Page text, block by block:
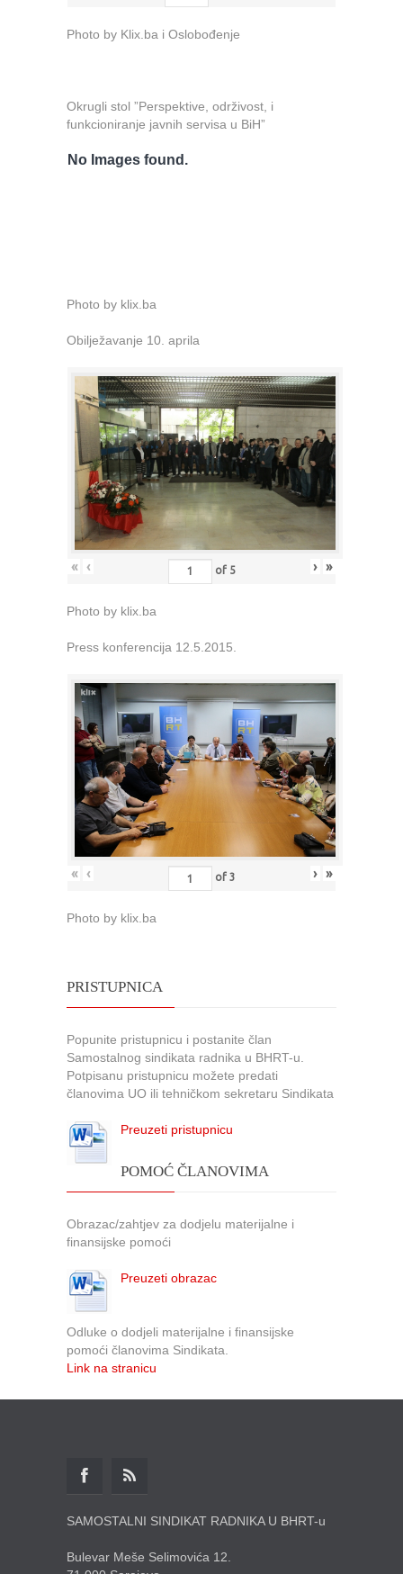
Photo by Klix.ba i Oslobođenje
Okrugli stol ”Perspektive, održivost, i
funkcioniranje javnih servisa u BiH”
No Images found.
Photo by klix.ba
Obilježavanje 10. aprila
« ‹ of 5 › »
Photo by klix.ba
Press konferencija 12.5.2015.
« ‹ of 3 › »
Photo by klix.ba
PRISTUPNICA
Popunite pristupnicu i postanite član
Samostalnog sindikata radnika u BHRT-u.
Potpisanu pristupnicu možete predati
članovima UO ili tehničkom sekretaru Sindikata
Preuzeti pristupnicu
POMOĆ ČLANOVIMA
Obrazac/zahtjev za dodjelu materijalne i
finansijske pomoći
Preuzeti obrazac
Odluke o dodjeli materijalne i finansijske
pomoći članovima Sindikata.
Link na stranicu
SAMOSTALNI SINDIKAT RADNIKA U BHRT-u
Bulevar Meše Selimovića 12.